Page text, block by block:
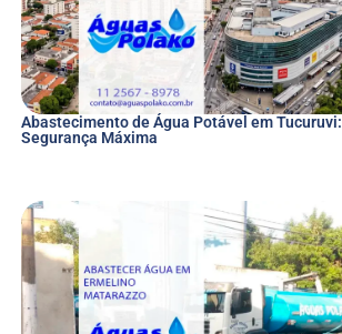
Abastecimento de Água Potável em Tucuruvi:
Segurança Máxima